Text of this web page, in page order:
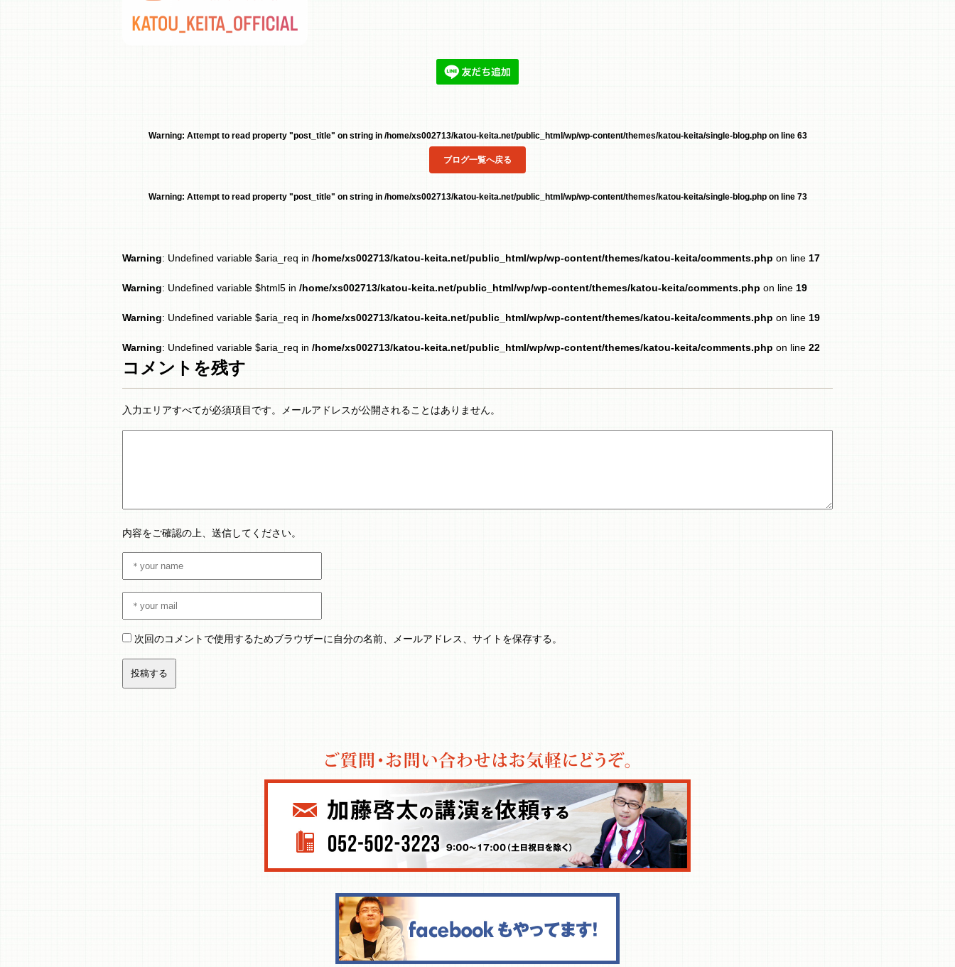
Warning: Attempt to read property "post_title" on string in /home/xs002713/katou-keita.net/public_html/wp/wp-content/themes/katou-keita/single-blog.phpon line 63
ブログ一覧へ戻る
Warning: Attempt to read property "post_title" on string in /home/xs002713/katou-keita.net/public_html/wp/wp-content/themes/katou-keita/single-blog.phpon line 73
Warning: Undefined variable $aria_req in /home/xs002713/katou-keita.net/public_html/wp/wp-content/themes/katou-keita/comments.php on line 17
Warning: Undefined variable $html5 in /home/xs002713/katou-keita.net/public_html/wp/wp-content/themes/katou-keita/comments.php on line 19
Warning: Undefined variable $aria_req in /home/xs002713/katou-keita.net/public_html/wp/wp-content/themes/katou-keita/comments.php on line 19
Warning: Undefined variable $aria_req in /home/xs002713/katou-keita.net/public_html/wp/wp-content/themes/katou-keita/comments.php on line 22
コメントを残す
入力エリアすべてが必須項目です。メールアドレスが公開されることはありません。
内容をご確認の上、送信してください。
次回のコメントで使用するためブラウザーに自分の名前、メールアドレス、サイトを保存する。